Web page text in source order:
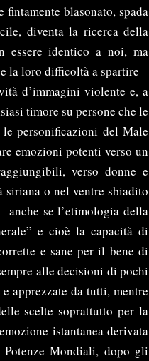
blasonato, spada
diventa la ricerca della
essere identico a noi, ma
la loro difficoltà a spartire –
d’immagini violente e, a
timore su persone che le
personificazioni del Male
emozioni potenti verso un
verso donne e
o nel ventre sbiadito
anche se l’etimologia della
e cioè la capacità di
e sane per il bene di
alle decisioni di pochi
apprezzate da tutti, mentre
scelte soprattutto per la
istantanea derivata
Mondiali, dopo gli